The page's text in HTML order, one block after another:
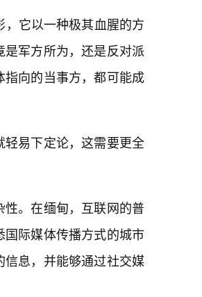
它以一种极其血腥的方
军方所为，还是反对派
向的当事方，都可能成
易下定论，这需要更全
。在缅甸，互联网的普
际媒体传播方式的城市
息，并能够通过社交媒